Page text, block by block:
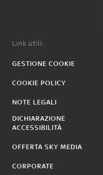
Link utili:
GESTIONE COOKIE
COOKIE POLICY
NOTE LEGALI
DICHIARAZIONE
ACCESSIBILITÀ
OFFERTA SKY MEDIA
CORPORATE